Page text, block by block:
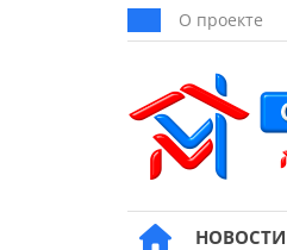
О проекте
НОВОСТИ